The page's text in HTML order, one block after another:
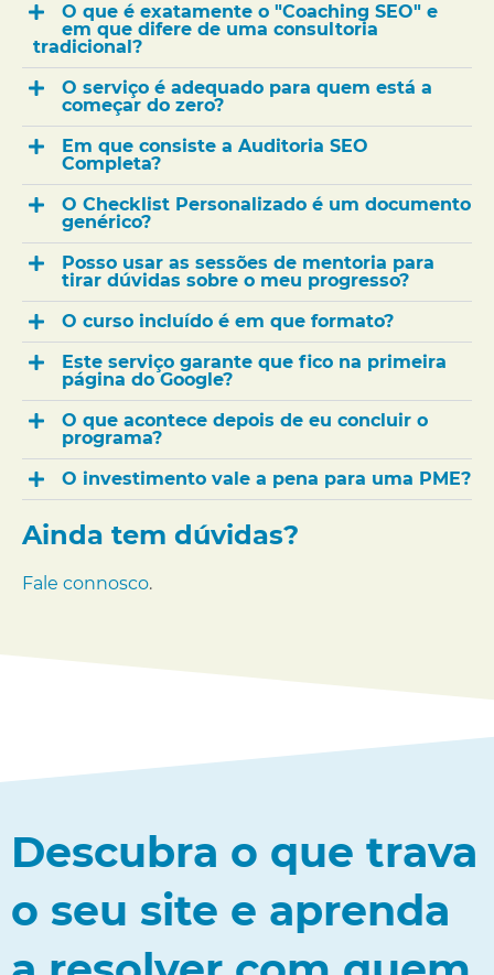
O que é exatamente o "Coaching SEO" e
em que difere de uma consultoria
tradicional?
O serviço é adequado para quem está a
começar do zero?
Em que consiste a Auditoria SEO
Completa?
O Checklist Personalizado é um documento
genérico?
Posso usar as sessões de mentoria para
tirar dúvidas sobre o meu progresso?
O curso incluído é em que formato?
Este serviço garante que fico na primeira
página do Google?
O que acontece depois de eu concluir o
programa?
O investimento vale a pena para uma PME?
Ainda tem dúvidas?
Fale connosco.
Descubra o que trava
o seu site e aprenda